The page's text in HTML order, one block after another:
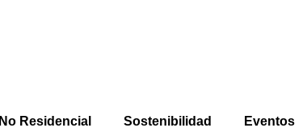
No Residencial Sostenibilidad Eventos